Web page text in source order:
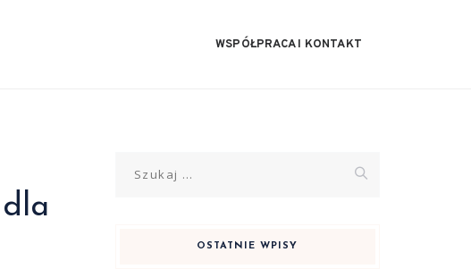
WSPÓŁPRACA I KONTAKT
OSTATNIE WPISY